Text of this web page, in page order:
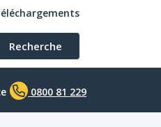
Recherche
0800 81 229